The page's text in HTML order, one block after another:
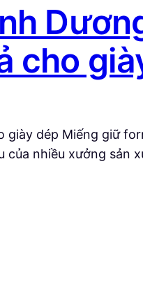
cho
giày dép Miếng giữ
của nhiều xưởng sản